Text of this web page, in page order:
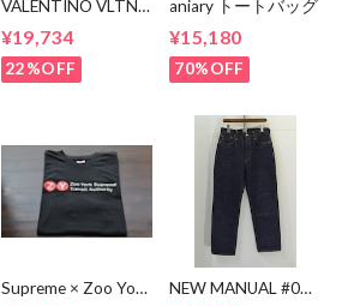
VALENTINO VLTN
¥19,734
22%OFF
aniary トートバッグ
¥15,180
70%OFF
Supreme × Zoo York
NEW MANUAL #017